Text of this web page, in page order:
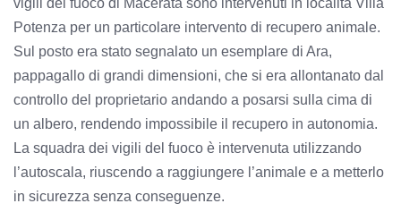
Potenza per un particolare intervento di recupero animale.
Sul posto era stato segnalato un esemplare di Ara,
pappagallo di grandi dimensioni, che si era allontanato dal
controllo del proprietario andando a posarsi sulla cima di
un albero, rendendo impossibile il recupero in autonomia.
La squadra dei vigili del fuoco è intervenuta utilizzando
l’autoscala, riuscendo a raggiungere l’animale e a metterlo
in sicurezza senza conseguenze.